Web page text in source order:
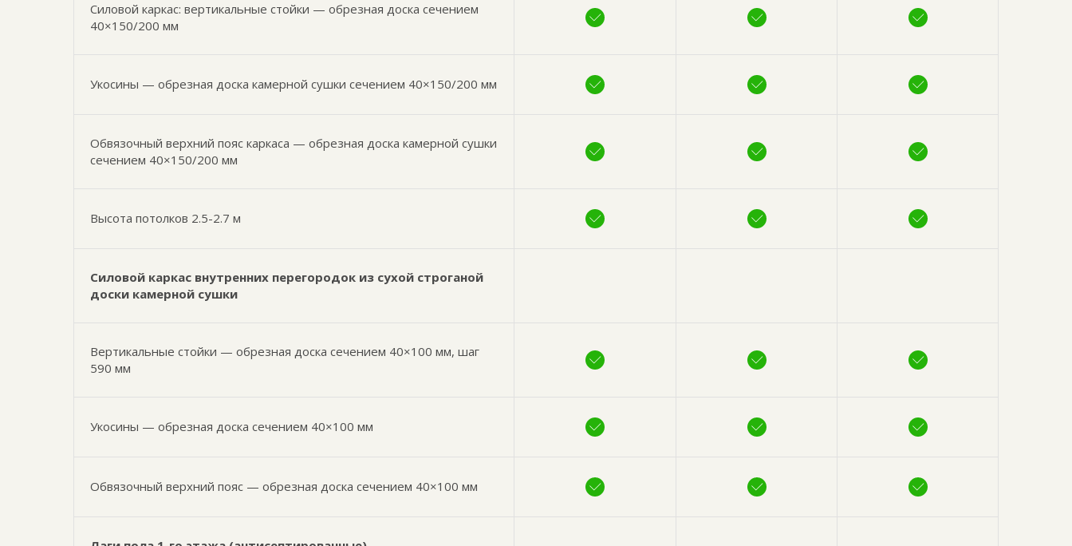
Силовой каркас: вертикальные стойки — обрезная доска сечением
40×150/200 мм
Укосины — обрезная доска камерной сушки сечением 40×150/200 мм
Обвязочный верхний пояс каркаса — обрезная доска камерной сушки
сечением 40×150/200 мм
Высота потолков 2.5-2.7 м
Силовой каркас внутренних перегородок из сухой строганой
доски камерной сушки
Вертикальные стойки — обрезная доска сечением 40×100 мм, шаг
590 мм
Укосины — обрезная доска сечением 40×100 мм
Обвязочный верхний пояс — обрезная доска сечением 40×100 мм